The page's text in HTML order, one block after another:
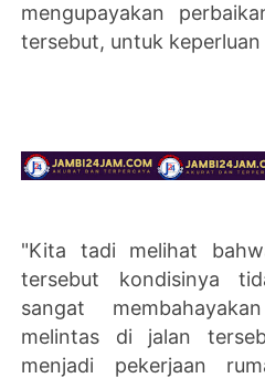
mengupayakan
tersebut, untuk
"Kita tadi melihat
tersebut kondisinya
sangat
melintas di jalan
menjadi pekerjaan